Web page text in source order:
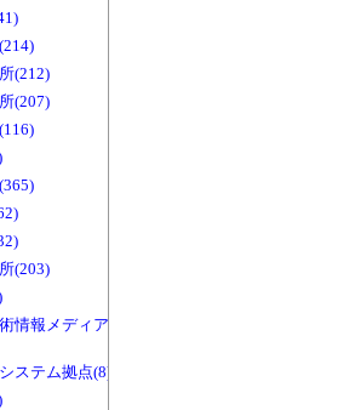
(212)
(207)
(203)
情報メディアセンタ
ステム拠点(8)